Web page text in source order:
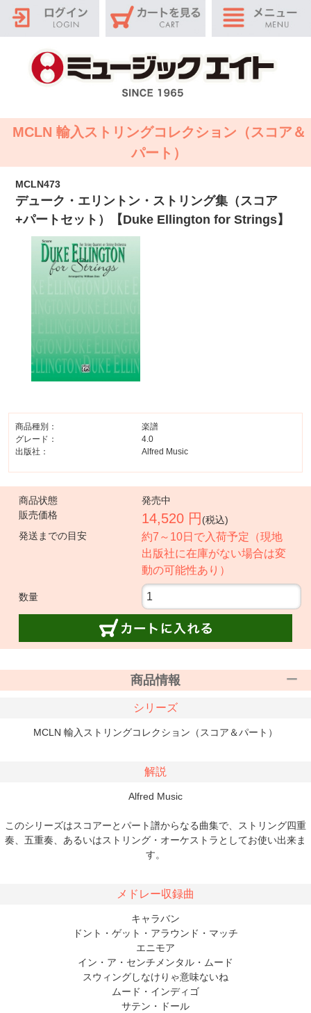
MCLN 輸入ストリングコレクション（スコア＆
パート）
MCLN473
デューク・エリントン・ストリング集（スコア
+パートセット）【Duke Ellington for Strings】
商品種別：
楽譜
グレード：
4.0
出版社：
Alfred Music
商品状態
発売中
販売価格
14,520 円 (税込)
発送までの目安
約7～10日で入荷予定（現地
出版社に在庫がない場合は変
動の可能性あり）
数量
商品情報
シリーズ
MCLN 輸入ストリングコレクション（スコア＆パート）
解説
Alfred Music
このシリーズはスコアーとパート譜からなる曲集で、ストリング四重
奏、五重奏、あるいはストリング・オーケストラとしてお使い出来ま
す。
メドレー収録曲
キャラバン
ドント・ゲット・アラウンド・マッチ
エニモア
イン・ア・センチメンタル・ムード
スウィングしなけりゃ意味ないね
ムード・インディゴ
サテン・ドール